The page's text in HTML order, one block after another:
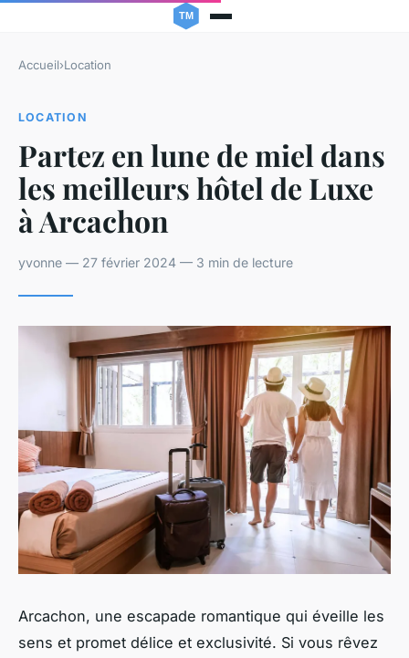
Accueil›Location
LOCATION
Partez en lune de miel dans
les meilleurs hôtel de Luxe
à Arcachon
yvonne — 27 février 2024 — 3 min de lecture
Arcachon, une escapade romantique qui éveille les
sens et promet délice et exclusivité. Si vous rêvez